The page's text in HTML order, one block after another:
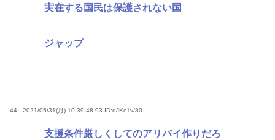
実在する国民は保護されない国
ジャップ
44 : 2021/05/31(月) 10:39:48.93 ID:qJKc1v/80
支援条件厳しくしてのアリバイ作りだろ